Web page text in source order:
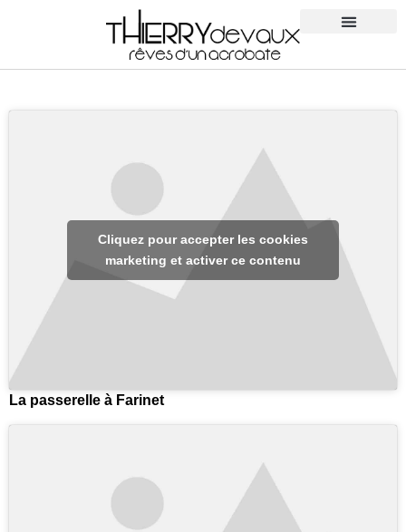
Cliquez pour accepter les cookies
marketing et activer ce contenu
La passerelle à Farinet